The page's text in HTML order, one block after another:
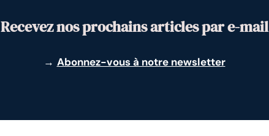
Recevez nos prochains articles par e-mail
→ Abonnez-vous à notre newsletter